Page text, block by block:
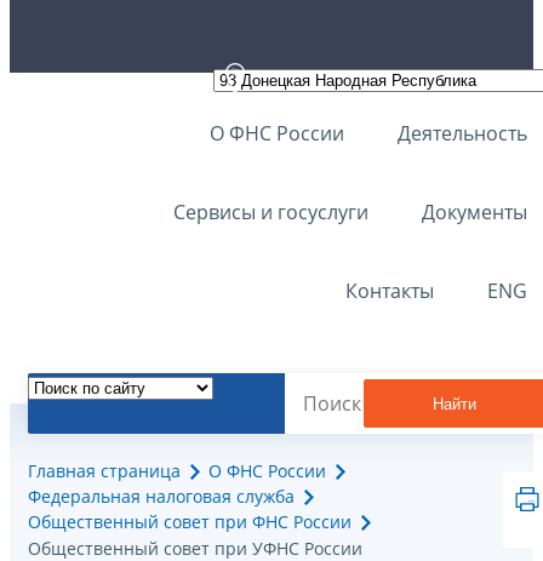
О ФНС России Деятельность
Сервисы и госуслуги Документы
Контакты ENG
Найти
Главная страница
О ФНС России
Федеральная налоговая служба
Общественный совет при ФНС России
Общественный совет при УФНС России